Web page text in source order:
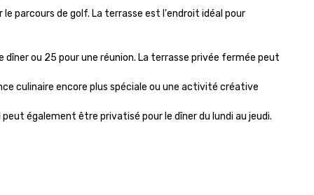
parcours de golf. La terrasse est l'endroit idéal pour
ou 25 pour une réunion. La terrasse privée fermée peut
culinaire encore plus spéciale ou une activité créative
également être privatisé pour le dîner du lundi au jeudi.